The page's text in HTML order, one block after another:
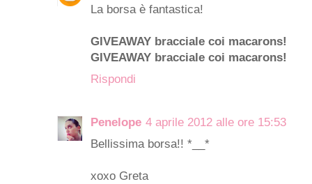
La borsa è fantastica!
GIVEAWAY bracciale coi macarons!
GIVEAWAY bracciale coi macarons!
Rispondi
Penelope 4 aprile 2012 alle ore 15:53
Bellissima borsa!! *__*
xoxo Greta